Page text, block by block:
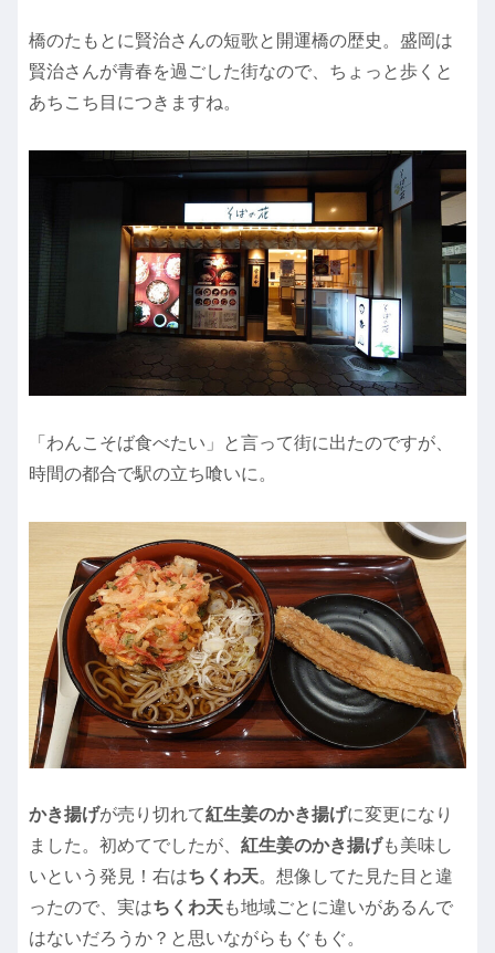
橋のたもとに賢治さんの短歌と開運橋の歴史。盛岡は
賢治さんが青春を過ごした街なので、ちょっと歩くと
あちこち目につきますね。
「わんこそば食べたい」と言って街に出たのですが、
時間の都合で駅の立ち喰いに。
かき揚げが売り切れて紅生姜のかき揚げに変更になり
ました。初めてでしたが、 紅生姜のかき揚げも美味し
いという発見！右はちくわ天。想像してた見た目と違
ったので、実はちくわ天も地域ごとに違いがあるんで
はないだろうか？と思いながらもぐもぐ。